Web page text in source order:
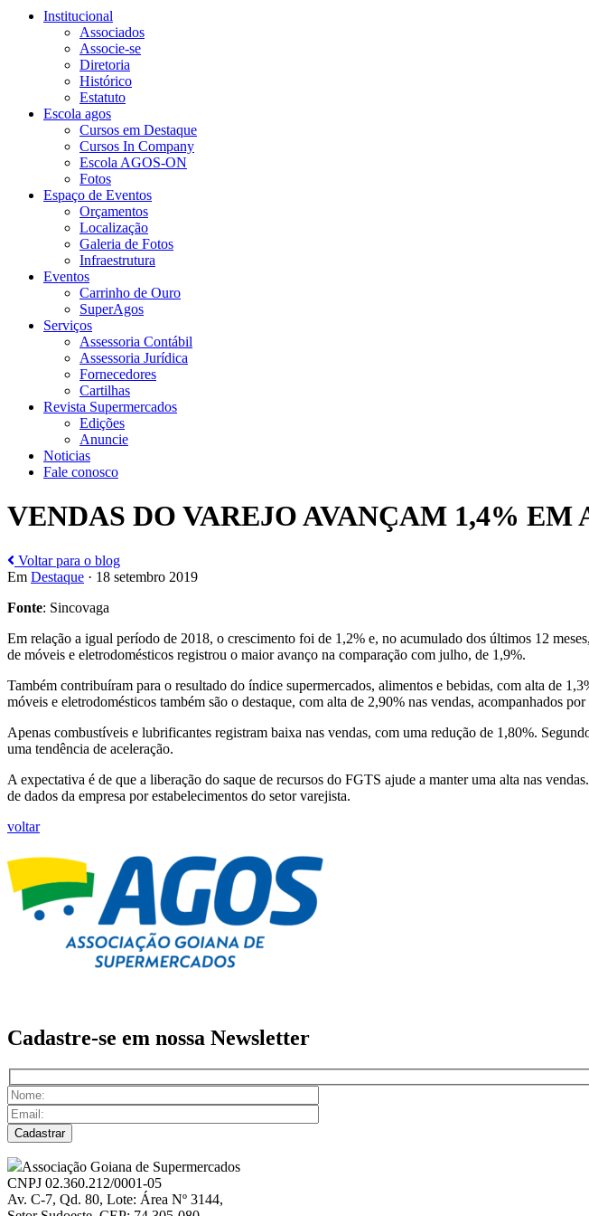
Institucional
Associados
Associe-se
Diretoria
Histórico
Estatuto
Escola agos
Cursos em Destaque
Cursos In Company
Escola AGOS-ON
Fotos
Espaço de Eventos
Orçamentos
Localização
Galeria de Fotos
Infraestrutura
Eventos
Carrinho de Ouro
SuperAgos
Serviços
Assessoria Contábil
Assessoria Jurídica
Fornecedores
Cartilhas
Revista Supermercados
Edições
Anuncie
Noticias
Fale conosco
VENDAS DO VAREJO AVANÇAM 1,4% EM
Voltar para o blog
Em Destaque · 18 setembro 2019
Fonte: Sincovaga
Em relação a igual período de 2018, o crescimento foi de 1,2% e, no acumulado dos últimos 12
de móveis e eletrodomésticos registrou o maior avanço na comparação com julho, de 1,9%.
Também contribuíram para o resultado do índice supermercados, alimentos e bebidas, com alta de
móveis e eletrodomésticos também são o destaque, com alta de 2,90% nas vendas, acompanhados
Apenas combustíveis e lubrificantes registram baixa nas vendas, com uma redução de 1,80%.
uma tendência de aceleração.
A expectativa é de que a liberação do saque de recursos do FGTS ajude a manter uma alta nas
de dados da empresa por estabelecimentos do setor varejista.
voltar
Cadastre-se em nossa Newsletter
Associação Goiana de Supermercados
CNPJ 02.360.212/0001-05
Av. C-7, Qd. 80, Lote: Área Nº 3144,